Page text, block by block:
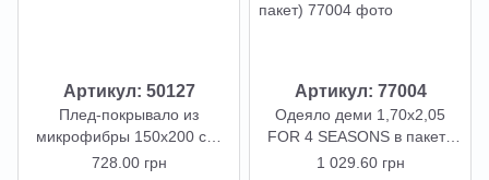
Артикул: 50127
Плед-покрывало из
микрофибры 150х200 см,
персиковый
728.00 грн
Артикул: 77004
Одеяло деми 1,70х2,05
FOR 4 SEASONS в пакете
ARCLOUD (Одеяло
1 029.60 грн